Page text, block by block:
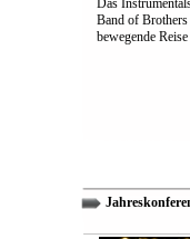
Das
Band of
bewegende